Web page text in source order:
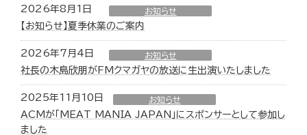
2026年8月1日 お知らせ
【お知らせ】夏季休業のご案内
2026年7月4日 お知らせ
社長の木島欣朋がFMクマガヤの放送に生出演いたしました
2025年11月10日 お知らせ
ACMが「MEAT MANIA JAPAN」にスポンサーとして参加し
ました